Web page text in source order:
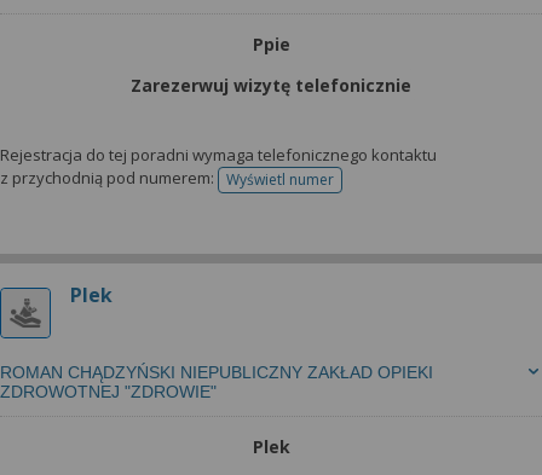
Ppie
Zarezerwuj wizytę telefonicznie
Rejestracja do tej poradni wymaga telefonicznego kontaktu
z przychodnią pod numerem:
Wyświetl numertelefonu do rejestracji
Plek
ROMAN CHĄDZYŃSKI NIEPUBLICZNY ZAKŁAD OPIEKI
ZDROWOTNEJ "ZDROWIE"
Plek